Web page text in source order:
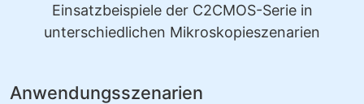
Einsatzbeispiele der C2CMOS-Serie in
unterschiedlichen Mikroskopieszenarien
Anwendungsszenarien